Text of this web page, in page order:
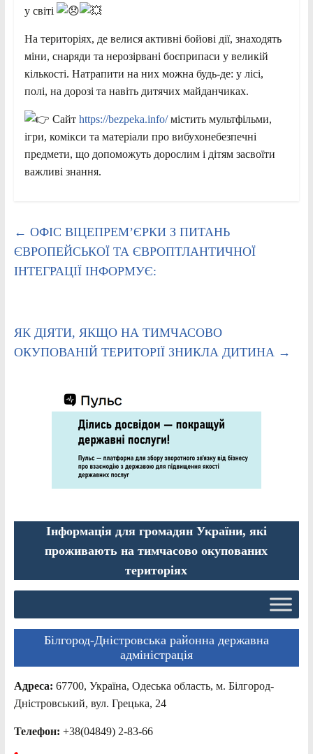
у світі
На територіях, де велися активні бойові дії, знаходять
міни, снаряди та нерозірвані боєприпаси у великій
кількості. Натрапити на них можна будь-де: у лісі,
полі, на дорозі та навіть дитячих майданчиках.
Сайт https://bezpeka.info/містить мультфільми,
ігри, комікси та матеріали про вибухонебезпечні
предмети, що допоможуть дорослим і дітям засвоїти
важливі знання.
← ОФІС ВІЦЕПРЕМ’ЄРКИ З ПИТАНЬ
ЄВРОПЕЙСЬКОЇ ТА ЄВРОПТЛАНТИЧНОЇ
ІНТЕГРАЦІЇ ІНФОРМУЄ:
ЯК ДІЯТИ, ЯКЩО НА ТИМЧАСОВО
ОКУПОВАНІЙ ТЕРИТОРІЇ ЗНИКЛА ДИТИНА →
Інформація для громадян України, які
проживають на тимчасово окупованих
територіях
Білгород-Дністровська районна державна
адміністрація
Адреса: 67700, Україна, Одеська область, м. Білгород-
Дністровський, вул. Грецька, 24
Телефон: +38(04849) 2-83-66